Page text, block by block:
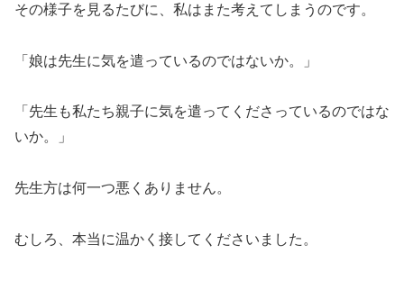
その様子を見るたびに、私はまた考えてしまうのです。
「娘は先生に気を遣っているのではないか。」
「先生も私たち親子に気を遣ってくださっているのではな
いか。」
先生方は何一つ悪くありません。
むしろ、本当に温かく接してくださいました。